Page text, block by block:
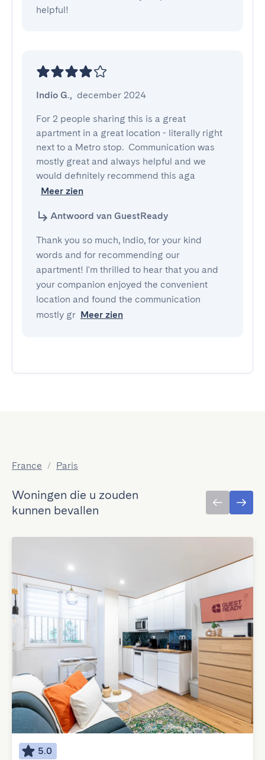
helpful!
Indio G., december 2024
For 2 people sharing this is a great
apartment in a great location - literally right
next to a Metro stop.  Communication was
mostly great and always helpful and we
would definitely recommend this aga
Meer zien
Antwoord van GuestReady
Thank you so much, Indio, for your kind
words and for recommending our
apartment! I'm thrilled to hear that you and
your companion enjoyed the convenient
location and found the communication
mostly gr Meer zien
France / Paris
Woningen die u zouden
kunnen bevallen
5.0